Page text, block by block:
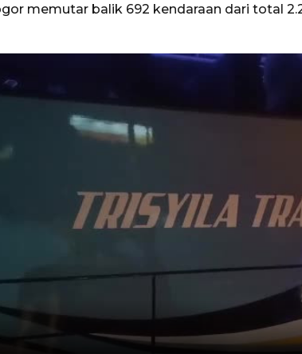
memutar balik 692 kendaraan dari total
12 Juni